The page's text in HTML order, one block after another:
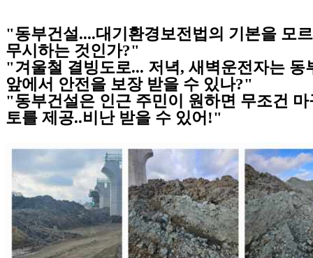
"동부건설....대기환경보전법의 기본을 모
무시하는 것인가?"
"겨울철 결빙도로... 저녁, 새벽운전자는 동
앞에서 안전을 보장 받을 수 있나?"
"동부건설은 인근 주민이 원하면 무조건
토를 제공..비난 받을 수 있어!"